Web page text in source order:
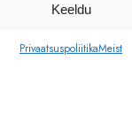
Keeldu
PrivaatsuspoliitikaMeist